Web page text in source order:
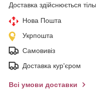
Доставка здійснюється
Нова Пошта
Укрпошта
Самовивіз
Доставка кур'єром
Всі умови доставки